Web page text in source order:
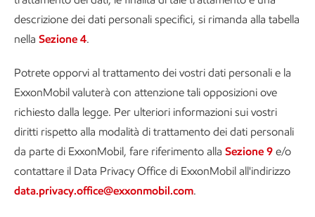
descrizione dei dati personali specifici, si rimanda alla tabella
nella Sezione 4.
Potrete opporvi al trattamento dei vostri dati personali e la
ExxonMobil valuterà con attenzione tali opposizioni ove
richiesto dalla legge. Per ulteriori informazioni sui vostri
diritti rispetto alla modalità di trattamento dei dati personali
da parte di ExxonMobil, fare riferimento alla Sezione 9 e/o
contattare il Data Privacy Office di ExxonMobil all'indirizzo
data.privacy.office@exxonmobil.com.